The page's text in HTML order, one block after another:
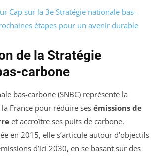
Cap sur la 3e Stratégie nationale bas-
étapes pour un avenir durable
de la Stratégie
carbone
bas-carbone (SNBC) représente la
France pour réduire ses émissions de
et accroître ses puits de carbone.
en 2015, elle s’articule autour d’objectifs
d’ici 2030, en se basant sur des